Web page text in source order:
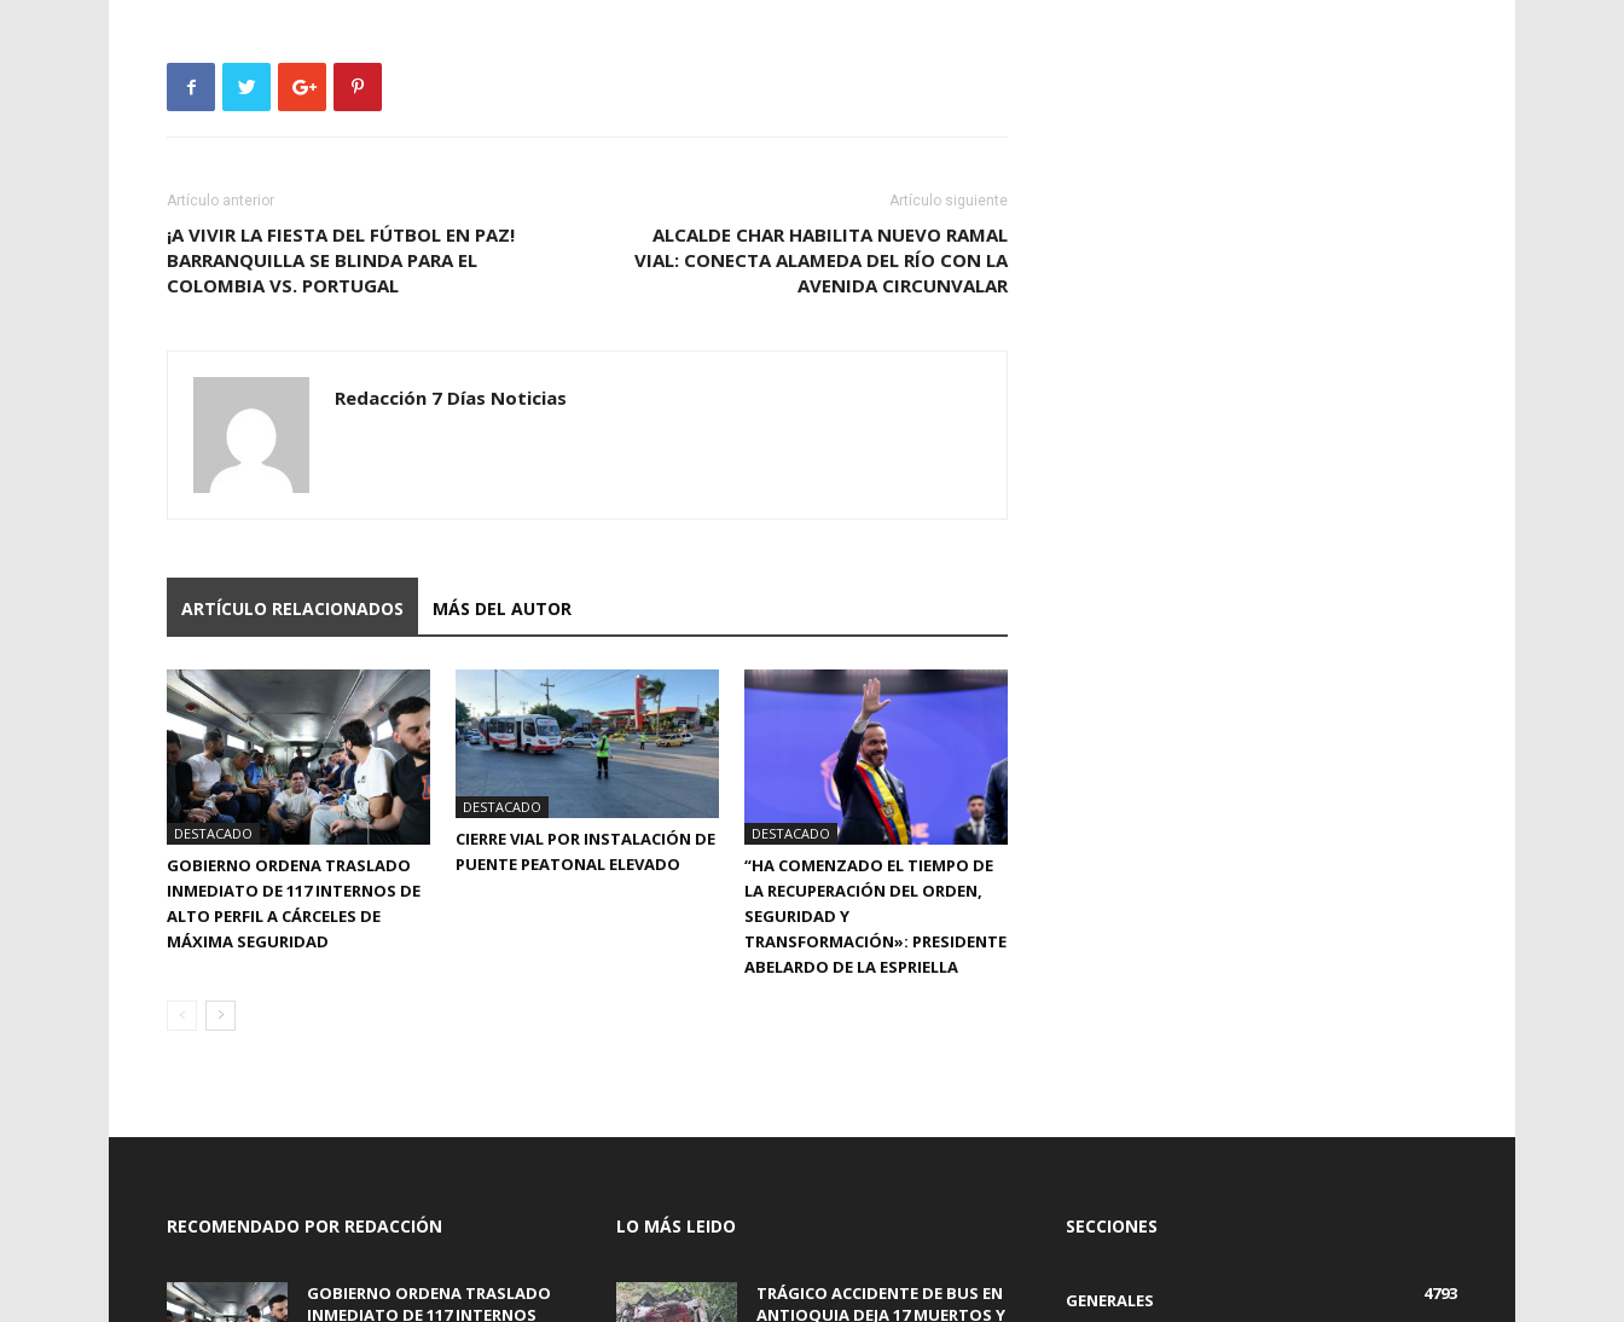
Artículo anterior
¡A VIVIR LA FIESTA DEL FÚTBOL EN PAZ!
BARRANQUILLA SE BLINDA PARA EL
COLOMBIA VS. PORTUGAL
Artículo siguiente
ALCALDE CHAR HABILITA NUEVO RAMAL
VIAL: CONECTA ALAMEDA DEL RÍO CON LA
AVENIDA CIRCUNVALAR
Redacción 7 Días Noticias
ARTÍCULO RELACIONADOS MÁS DEL AUTOR
DESTACADO
GOBIERNO ORDENA TRASLADO
INMEDIATO DE 117 INTERNOS DE
ALTO PERFIL A CÁRCELES DE
MÁXIMA SEGURIDAD
DESTACADO
CIERRE VIAL POR INSTALACIÓN DE
PUENTE PEATONAL ELEVADO
DESTACADO
“HA COMENZADO EL TIEMPO DE
LA RECUPERACIÓN DEL ORDEN,
SEGURIDAD Y
TRANSFORMACIÓN»: PRESIDENTE
ABELARDO DE LA ESPRIELLA
RECOMENDADO POR REDACCIÓN
GOBIERNO ORDENA TRASLADO
INMEDIATO DE 117 INTERNOS
LO MÁS LEIDO
TRÁGICO ACCIDENTE DE BUS EN
ANTIOQUIA DEJA 17 MUERTOS Y
SECCIONES
GENERALES
4793